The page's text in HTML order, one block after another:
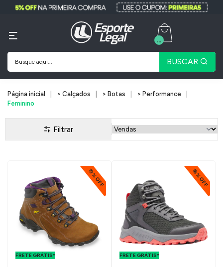
BUSCAR
...
Página inicial > Calçados > Botas
> Performance
Feminino
Filtrar
19% OFF
FRETE GRÁTIS*
FRETE GRÁTIS
PARA O DF E
18% OFF
FRETE GRÁTIS*
FRETE GRÁTIS